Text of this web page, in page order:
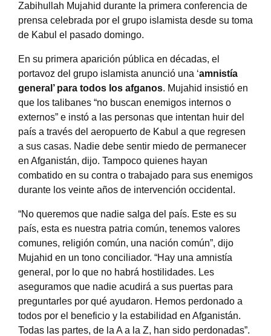
Zabihullah Mujahid durante la primera conferencia de
prensa celebrada por el grupo islamista desde su toma
de Kabul el pasado domingo.
En su primera aparición pública en décadas, el
portavoz del grupo islamista anunció una ‘amnistía
general’ para todos los afganos. Mujahid insistió en
que los talibanes “no buscan enemigos internos o
externos” e instó a las personas que intentan huir del
país a través del aeropuerto de Kabul a que regresen
a sus casas. Nadie debe sentir miedo de permanecer
en Afganistán, dijo. Tampoco quienes hayan
combatido en su contra o trabajado para sus enemigos
durante los veinte años de intervención occidental.
“No queremos que nadie salga del país. Este es su
país, esta es nuestra patria común, tenemos valores
comunes, religión común, una nación común”, dijo
Mujahid en un tono conciliador. “Hay una amnistía
general, por lo que no habrá hostilidades. Les
aseguramos que nadie acudirá a sus puertas para
preguntarles por qué ayudaron. Hemos perdonado a
todos por el beneficio y la estabilidad en Afganistán.
Todas las partes, de la A a la Z, han sido perdonadas”.